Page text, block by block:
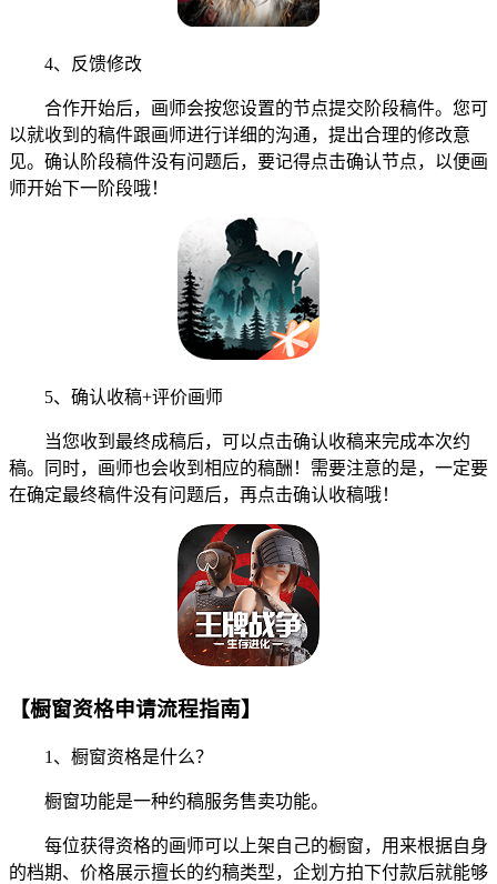
4、反馈修改
合作开始后，画师会按您设置的节点提交阶段稿件。您可
以就收到的稿件跟画师进行详细的沟通，提出合理的修改意
见。确认阶段稿件没有问题后，要记得点击确认节点，以便画
师开始下一阶段哦！
5、确认收稿+评价画师
当您收到最终成稿后，可以点击确认收稿来完成本次约
稿。同时，画师也会收到相应的稿酬！需要注意的是，一定要
在确定最终稿件没有问题后，再点击确认收稿哦！
【橱窗资格申请流程指南】
1、橱窗资格是什么？
橱窗功能是一种约稿服务售卖功能。
每位获得资格的画师可以上架自己的橱窗，用来根据自身
的档期、价格展示擅长的约稿类型，企划方拍下付款后就能够